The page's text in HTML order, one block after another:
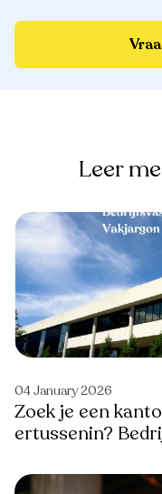
Leer
04 January 2026
Zoek je een
ertussenin?